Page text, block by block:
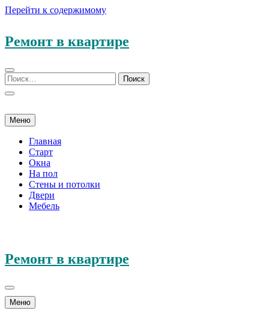
Перейти к содержимому
Ремонт в квартире
Меню
Главная
Старт
Окна
На пол
Стены и потолки
Двери
Мебель
Ремонт в квартире
Меню